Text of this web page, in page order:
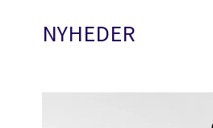
NYHEDER